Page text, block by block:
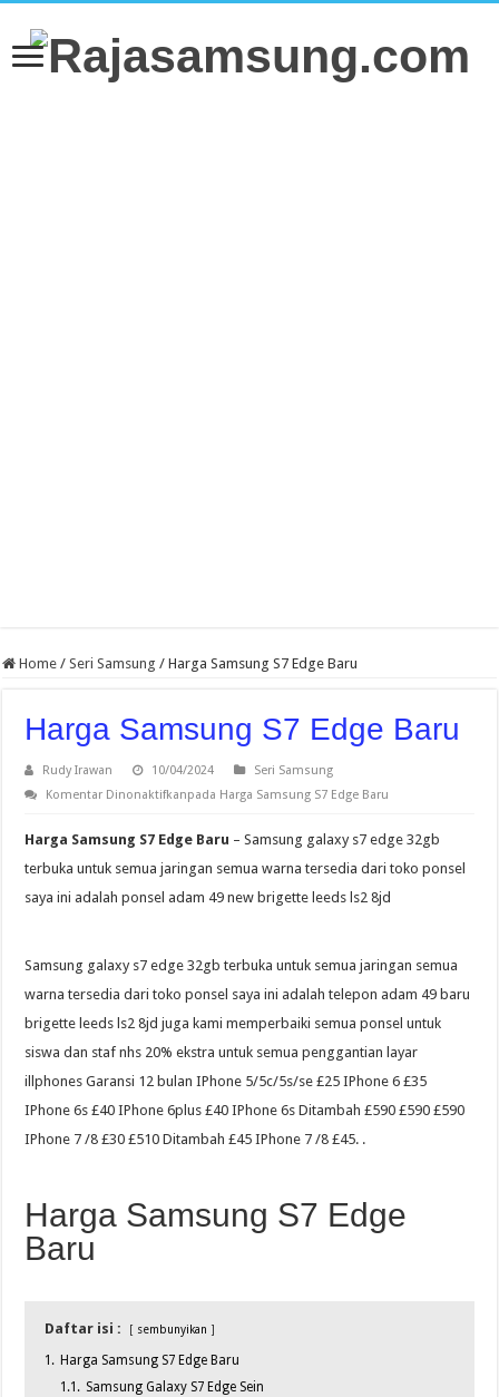
Home / Seri Samsung / Harga Samsung S7 Edge Baru
Harga Samsung S7 Edge Baru
Rudy Irawan 10/04/2024
Seri Samsung
Komentar Dinonaktifkanpada Harga Samsung S7 Edge Baru
Harga Samsung S7 Edge Baru – Samsung galaxy s7 edge 32gb
terbuka untuk semua jaringan semua warna tersedia dari toko ponsel
saya ini adalah ponsel adam 49 new brigette leeds ls2 8jd
Samsung galaxy s7 edge 32gb terbuka untuk semua jaringan semua
warna tersedia dari toko ponsel saya ini adalah telepon adam 49 baru
brigette leeds ls2 8jd juga kami memperbaiki semua ponsel untuk
siswa dan staf nhs 20% ekstra untuk semua penggantian layar
illphones Garansi 12 bulan IPhone 5/5c/5s/se £25 IPhone 6 £35
IPhone 6s £40 IPhone 6plus £40 IPhone 6s Ditambah £590 £590 £590
IPhone 7 /8 £30 £510 Ditambah £45 IPhone 7 /8 £45. .
Harga Samsung S7 Edge
Baru
Daftar isi : sembunyikan
1. Harga Samsung S7 Edge Baru
1.1. Samsung Galaxy S7 Edge Sein